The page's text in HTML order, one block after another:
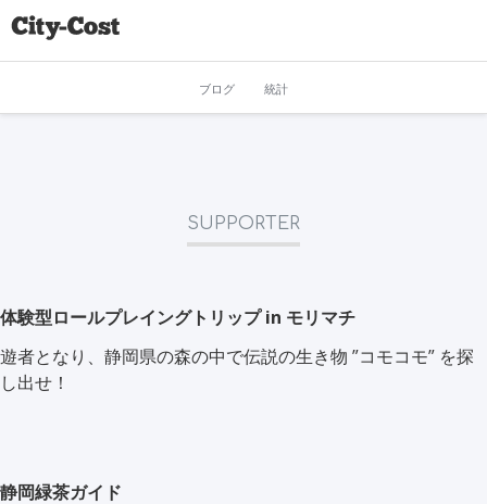
ブログ 統計
SUPPORTER
体験型ロールプレイングトリップ in モリマチ
遊者となり、静岡県の森の中で伝説の生き物 ”コモコモ” を探
し出せ！
静岡緑茶ガイド